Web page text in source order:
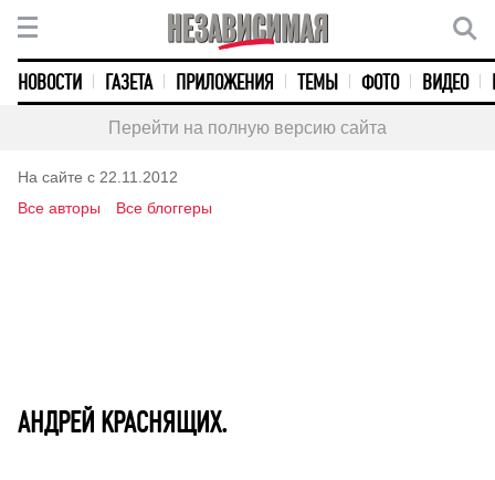
НОВОСТИ ГАЗЕТА ПРИЛОЖЕНИЯ ТЕМЫ ФОТО ВИДЕО
Перейти на полную версию сайта
На сайте с 22.11.2012
Все авторы
Все блоггеры
АНДРЕЙ КРАСНЯЩИХ.